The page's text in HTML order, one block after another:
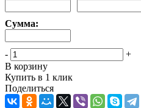
Сумма:
-
+
В корзину
Купить в 1 клик
Поделиться